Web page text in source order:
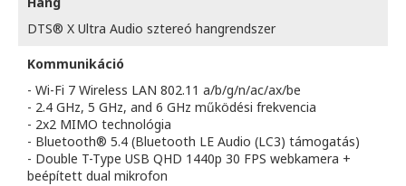
DTS® X Ultra Audio sztereó hangrendszer
Kommunikáció
- Wi-Fi 7 Wireless LAN 802.11 a/b/g/n/ac/ax/be
- 2.4 GHz, 5 GHz, and 6 GHz működési frekvencia
- 2x2 MIMO technológia
- Bluetooth® 5.4 (Bluetooth LE Audio (LC3) támogatás)
- Double T-Type USB QHD 1440p 30 FPS webkamera +
beépített dual mikrofon